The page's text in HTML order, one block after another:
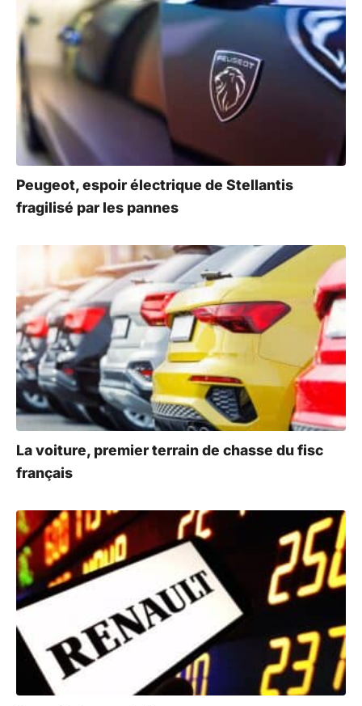
Peugeot, espoir électrique de Stellantis
fragilisé par les pannes
La voiture, premier terrain de chasse du fisc
français